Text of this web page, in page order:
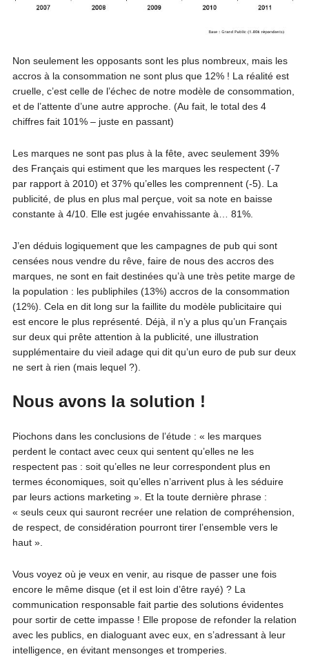
Non seulement les opposants sont les plus nombreux, mais les
accros à la consommation ne sont plus que 12% ! La réalité est
cruelle, c’est celle de l’échec de notre modèle de consommation,
et de l’attente d’une autre approche. (Au fait, le total des 4
chiffres fait 101% – juste en passant)
Les marques ne sont pas plus à la fête, avec seulement 39%
des Français qui estiment que les marques les respectent (-7
par rapport à 2010) et 37% qu’elles les comprennent (-5). La
publicité, de plus en plus mal perçue, voit sa note en baisse
constante à 4/10. Elle est jugée envahissante à… 81%.
J’en déduis logiquement que les campagnes de pub qui sont
censées nous vendre du rêve, faire de nous des accros des
marques, ne sont en fait destinées qu’à une très petite marge de
la population : les publiphiles (13%) accros de la consommation
(12%). Cela en dit long sur la faillite du modèle publicitaire qui
est encore le plus représenté. Déjà, il n’y a plus qu’un Français
sur deux qui prête attention à la publicité, une illustration
supplémentaire du vieil adage qui dit qu’un euro de pub sur deux
ne sert à rien (mais lequel ?).
Nous avons la solution !
Piochons dans les conclusions de l’étude : « les marques
perdent le contact avec ceux qui sentent qu’elles ne les
respectent pas : soit qu’elles ne leur correspondent plus en
termes économiques, soit qu’elles n’arrivent plus à les séduire
par leurs actions marketing ». Et la toute dernière phrase :
« seuls ceux qui sauront recréer une relation de compréhension,
de respect, de considération pourront tirer l’ensemble vers le
haut ».
Vous voyez où je veux en venir, au risque de passer une fois
encore le même disque (et il est loin d’être rayé) ? La
communication responsable fait partie des solutions évidentes
pour sortir de cette impasse ! Elle propose de refonder la relation
avec les publics, en dialoguant avec eux, en s’adressant à leur
intelligence, en évitant mensonges et tromperies.